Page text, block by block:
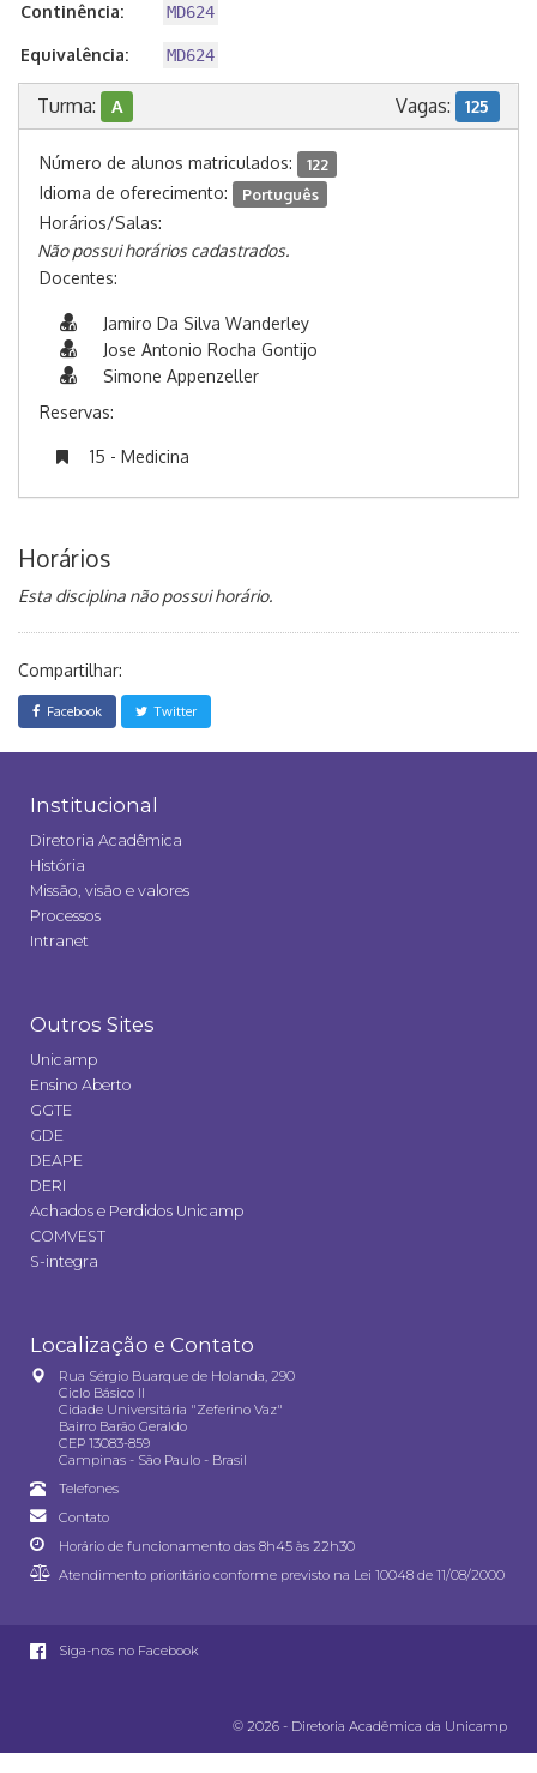
Continência: MD624
Equivalência: MD624
Turma: A Vagas: 125
Número de alunos matriculados: 122
Idioma de oferecimento: Português
Horários/Salas:
Não possui horários cadastrados.
Docentes:
Jamiro Da Silva Wanderley
Jose Antonio Rocha Gontijo
Simone Appenzeller
Reservas:
15 - Medicina
Horários
Esta disciplina não possui horário.
Compartilhar:
Facebook Twitter
Institucional
Diretoria Acadêmica
História
Missão, visão e valores
Processos
Intranet
Outros Sites
Unicamp
Ensino Aberto
GGTE
GDE
DEAPE
DERI
Achados e Perdidos Unicamp
COMVEST
S-integra
Localização e Contato
Rua Sérgio Buarque de Holanda, 290
Ciclo Básico II
Cidade Universitária "Zeferino Vaz"
Bairro Barão Geraldo
CEP 13083-859
Campinas - São Paulo - Brasil
Telefones
Contato
Horário de funcionamento das 8h45 às 22h30
Atendimento prioritário conforme previsto na Lei 10048 de 11/08/2000
Siga-nos no Facebook
© 2026 - Diretoria Acadêmica da Unicamp